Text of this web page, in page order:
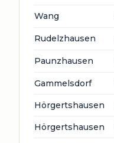
Wang
Rudelzhausen
Paunzhausen
Gammelsdorf
Hörgertshausen
Hörgertshausen